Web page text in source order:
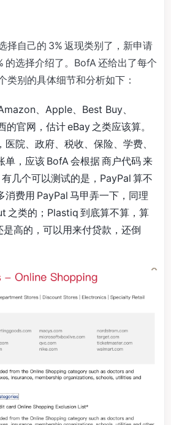
择自己的 3% 返现类别了，新申请
的选择介绍了。BofA 还给出了每个
类别的具体细节和分析如下：
、Apple、Best Buy、
官网，估计 eBay 之类应该算。
医院、政府、税收、保险、学费、
单，应该 BofA 会根据 商户代码 来
几个可以测试的是，PayPal 算不
消费用 PayPal 马甲弄一下，同理
之类的；Plastiq 到底算不算，算
是高的，可以用来付贷款，还倒